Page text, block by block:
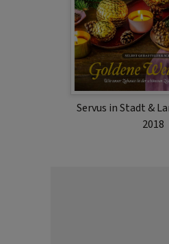
Servus in Stadt &
2018